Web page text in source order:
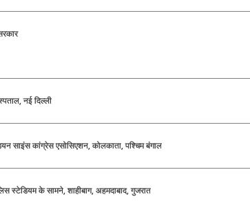
नई दिल्ली
साइंस कांग्रेस एसोसिएशन, कोलकाता, पश्चिम बंगाल
स्टेडियम के सामने, शाहीबाग, अहमदाबाद, गुजरात